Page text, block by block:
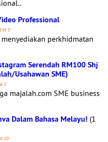
Professional
M S
perkhidmatan
Serendah RM100 Shj
Usahawan SME)
2
majalah.com SME business
Dalam Bahasa Melayu! (1
10